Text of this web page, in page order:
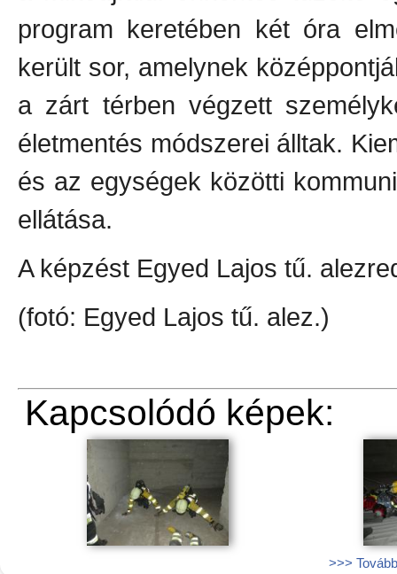
program keretében két óra
került sor, amelynek
a zárt térben végzett
életmentés módszerei álltak.
és az egységek közötti
ellátása.
A képzést Egyed Lajos tű.
(fotó: Egyed Lajos tű. alez.)
Kapcsolódó képek:
>>>